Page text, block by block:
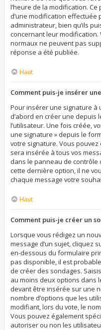
l’heure de la modification. Ce
d’une modification
administrateur, bien qu’ils
concernant leur
normaux ne peuvent pas
réponse a été publiée.
Haut
Comment puis-je insérer
Pour insérer une signature à
d’abord en créer une depuis
l’utilisateur. Une fois créée,
une signature » depuis le
votre signature. Vous
sera insérée à tous vos
dans le panneau de contrôle
cette dernière option, il ne
chaque message votre
Haut
Comment puis-je créer un
Lorsque vous rédigez un
message d’un sujet, cliquez
en-dessous du formulaire
pas disponible, il est
de créer des sondages.
au moins deux options dans
devant être insérée sur une
nombre d’options que les
modifiant, lors du vote, le
Vous pouvez également
autoriser ou non les